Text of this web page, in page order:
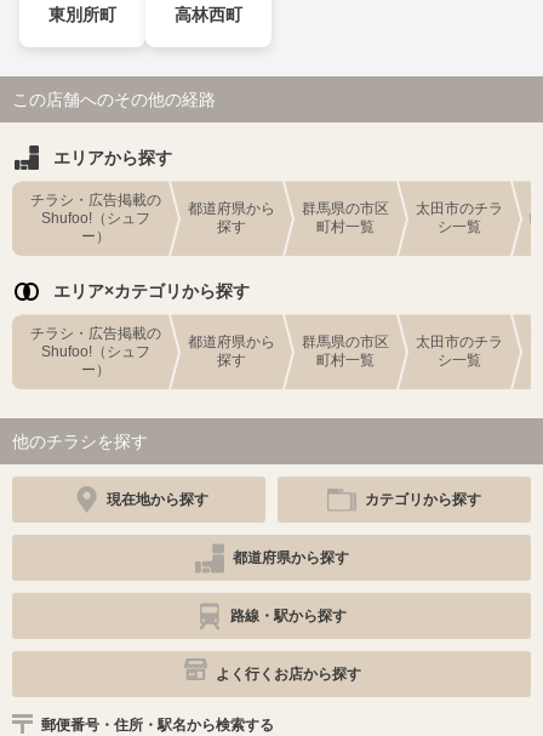
東別所町 高林西町
この店舗へのその他の経路
エリアから探す
チラシ・広告掲載の
Shufoo!（シュフ
ー）
都道府県から
探す
群馬県の市区
町村一覧
太田市のチラ
シ一覧
エリア×カテゴリから探す
チラシ・広告掲載の
Shufoo!（シュフ
ー）
都道府県から
探す
群馬県の市区
町村一覧
太田市のチラ
シ一覧
他のチラシを探す
現在地から探す カテゴリから探す
都道府県から探す
路線・駅から探す
よく行くお店から探す
郵便番号・住所・駅名から検索する